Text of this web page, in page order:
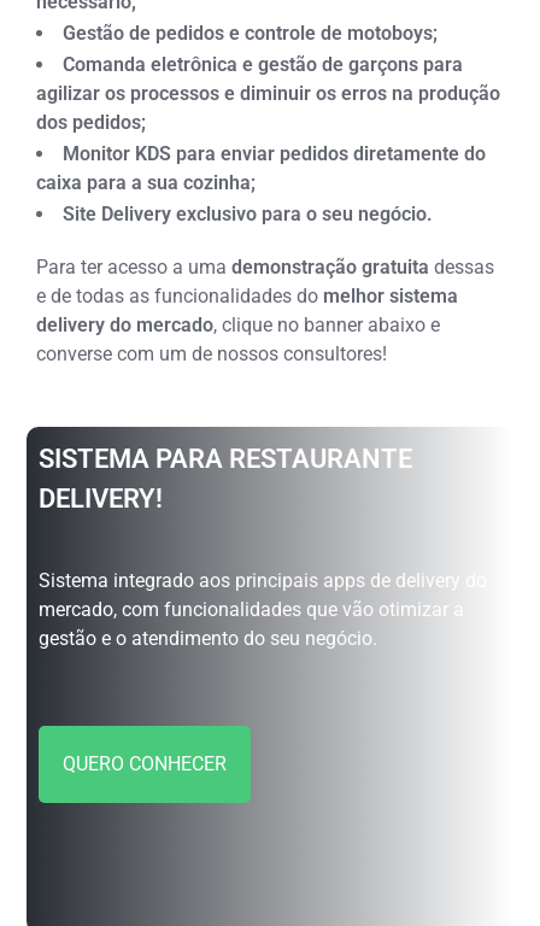
Gestão de pedidos e controle de motoboys;
Comanda eletrônica e gestão de garçons para
agilizar os processos e diminuir os erros na produção
dos pedidos;
Monitor KDS para enviar pedidos diretamente do
caixa para a sua cozinha;
Site Delivery exclusivo para o seu negócio.
Para ter acesso a umademonstração gratuita dessas
e de todas as funcionalidades do melhor sistema
delivery do mercado, clique no banner abaixo e
converse com um de nossos consultores!
SISTEMA PARA RESTAURANTE
DELIVERY!
Sistema integrado aos principais apps de delivery do
mercado, com funcionalidades que vão otimizar a
gestão e o atendimento do seu negócio.
QUERO CONHECER